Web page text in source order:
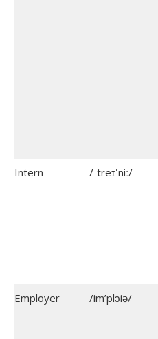
Intern
/ˌtreɪˈniː/
Employer
/im’plɔiə/